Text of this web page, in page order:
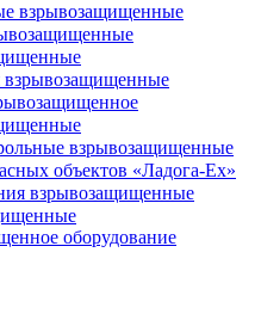
взрывозащищенные
взрывозащищенные
объектов «Ладога-Ex»
взрывозащищенные
оборудование